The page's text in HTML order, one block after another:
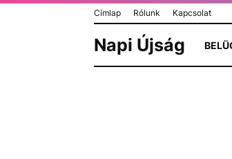
Címlap Rólunk Kapcsolat
Napi Újság